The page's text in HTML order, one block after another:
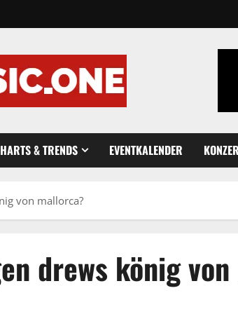
& TRENDS EVENTKALENDER
von mallorca?
drews könig